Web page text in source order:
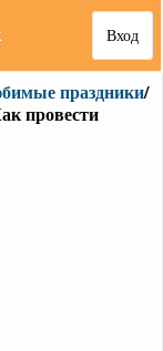
Вход
праздники/
провести